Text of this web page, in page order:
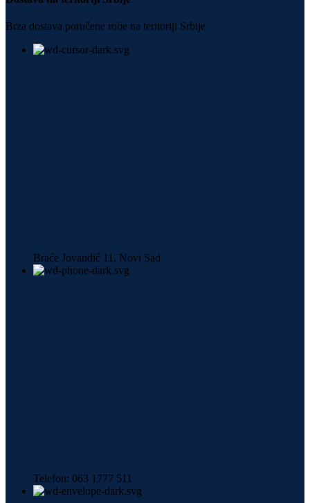
Brza dostava poručene robe na teritoriji Srbije
Braće Jovandić 11, Novi Sad
Telefon: 063 1777 511